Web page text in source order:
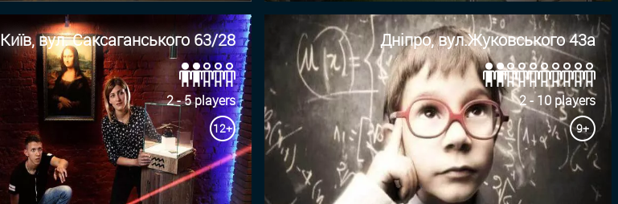
Київ, вул. Саксаганського 63/28
2 - 5 players
12+
Дніпро, вул.Жуковського 43а
2 - 10 players
9+